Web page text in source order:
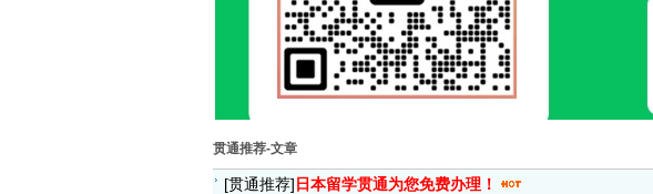
贯通推荐-文章
[贯通推荐] 日本留学贯通为您免费办理！